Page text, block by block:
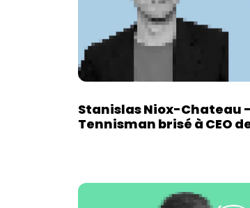
Stanislas Niox-Chateau
Tennisman brisé à CEO